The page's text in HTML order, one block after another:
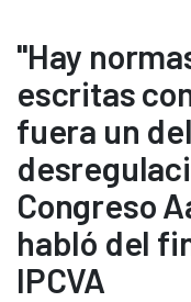
"Hay
escritas
fuera un
Congreso
habló del
IPCVA